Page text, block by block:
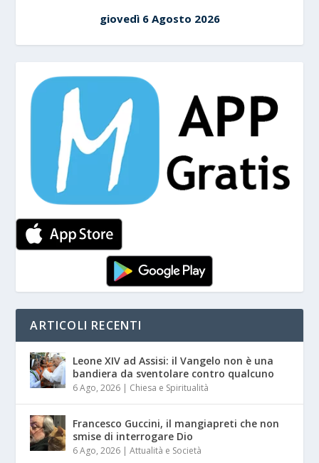
giovedì 6 Agosto 2026
ARTICOLI RECENTI
Leone XIV ad Assisi: il Vangelo non è una
bandiera da sventolare contro qualcuno
6 Ago, 2026 | Chiesa e Spiritualità
Francesco Guccini, il mangiapreti che non
smise di interrogare Dio
6 Ago, 2026 |Attualità e Società